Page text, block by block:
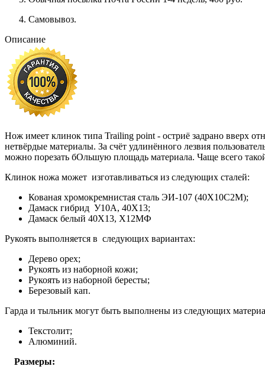
Самовывоз.
Описание
Нож имеет клинок типа Trailing point - остриё задрано вверх
нетвёрдые материалы. За счёт удлинённого лезвия
можно порезать бОльшую площадь материала. Чаще всего
Клинок ножа может изготавливаться из следующих сталей:
Кованая хромокремнистая сталь ЭИ-107 (40Х10С2М);
Дамаск гибрид У10А, 40Х13;
Дамаск белый 40Х13, Х12МФ
Рукоять выполняется в следующих вариантах:
Дерево орех;
Рукоять из наборной кожи;
Рукоять из наборной бересты;
Березовый кап.
Гарда и тыльник могут быть выполнены из следующих
Текстолит;
Алюминий.
Размеры: